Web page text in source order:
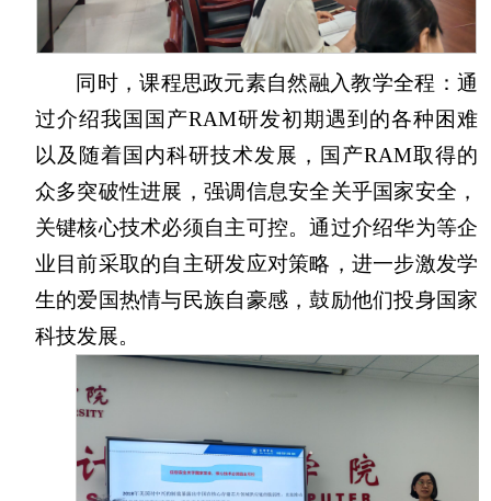
同时，课程思政元素自然融入教学全程：通
过介绍我国国产RAM研发初期遇到的各种困难
以及随着国内科研技术发展，国产RAM取得的
众多突破性进展，强调信息安全关乎国家安全，
关键核心技术必须自主可控。通过介绍华为等企
业目前采取的自主研发应对策略，进一步激发学
生的爱国热情与民族自豪感，鼓励他们投身国家
科技发展。